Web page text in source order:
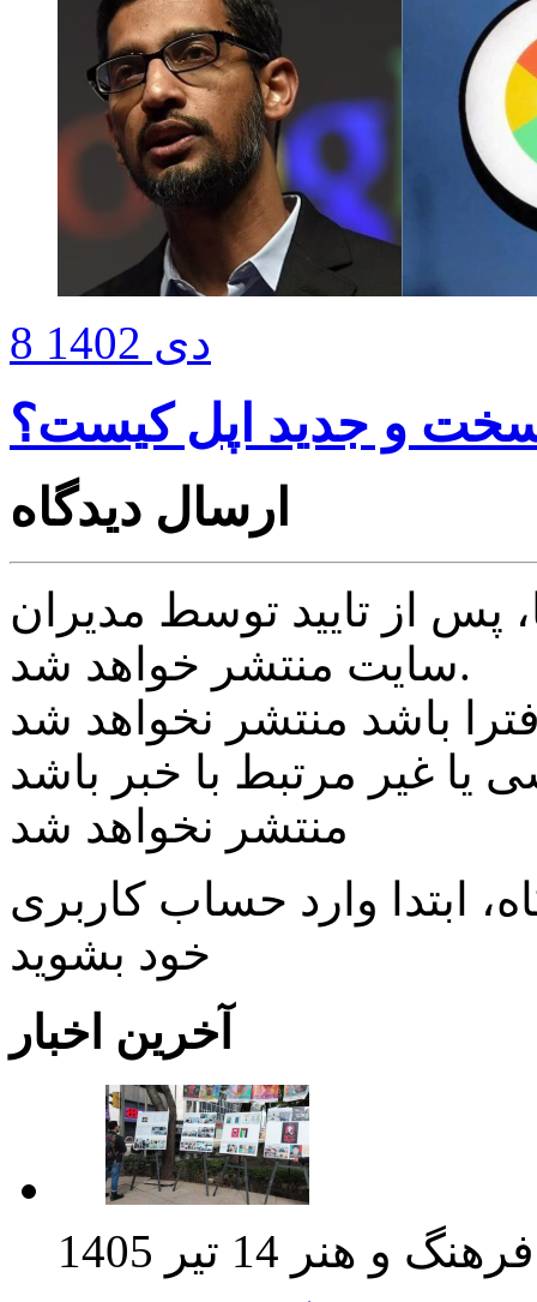
8 دی 1402
و جدید اپل کیست؟
ارسال دیدگاه
از تایید توسط مدیران
سایت منتشر خواهد شد.
یا غیر مرتبط با خبر باشد
منتشر نخواهد شد
ابتدا وارد حساب كاربری
خود بشويد
آخرین اخبار
فرهنگ و هنر 14 تیر 1405